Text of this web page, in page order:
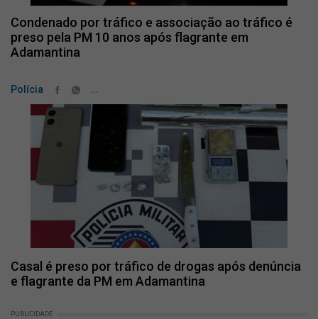
Condenado por tráfico e associação ao tráfico é
preso pela PM 10 anos após flagrante em
Adamantina
Polícia ...
Casal é preso por tráfico de drogas após denúncia
e flagrante da PM em Adamantina
PUBLICIDADE